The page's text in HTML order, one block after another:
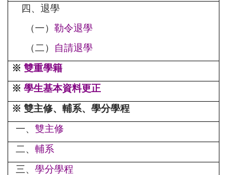
四、退學
（一） 勒令退學
（二）
自請退學
※雙重學籍
※學生基本資料更正
※ 雙主修、輔系、學分學程
一、雙主修
二、輔系
三、學分學程